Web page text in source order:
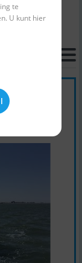
te
U kunt hier